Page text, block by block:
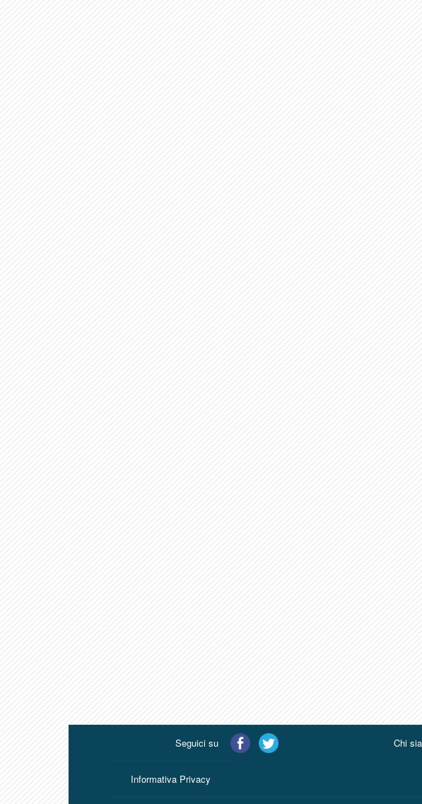
Seguici su Chi
Informativa Privacy